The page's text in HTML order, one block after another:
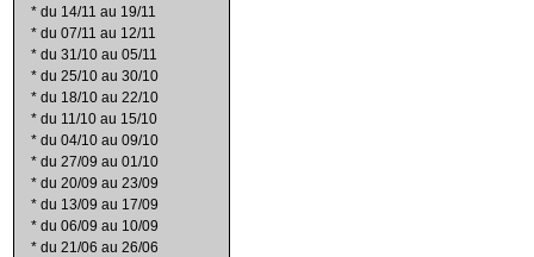
* du 14/11 au 19/11
* du 07/11 au 12/11
* du 31/10 au 05/11
* du 25/10 au 30/10
* du 18/10 au 22/10
* du 11/10 au 15/10
* du 04/10 au 09/10
* du 27/09 au 01/10
* du 20/09 au 23/09
* du 13/09 au 17/09
* du 06/09 au 10/09
* du 21/06 au 26/06